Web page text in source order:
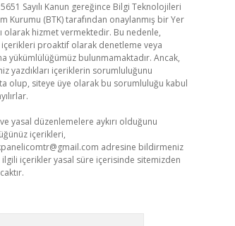
Sayılı Kanun gereğince Bilgi Teknolojileri
Kurumu (BTK) tarafından onaylanmış bir Yer
olarak hizmet vermektedir. Bu nedenle,
proaktif olarak denetleme veya
yükümlülüğümüz bulunmamaktadır. Ancak,
yazdıkları içeriklerin sorumluluğunu
olup, siteye üye olarak bu sorumluluğu kabul
yasal düzenlemelere aykırı olduğunu
içerikleri,
adresine bildirmeniz
ilgili içerikler yasal süre içerisinde sitemizden